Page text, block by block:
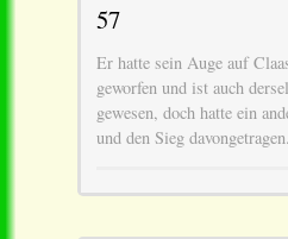
57
Er hatte sein Auge auf
geworfen und ist auch
gewesen, doch hatte ein
und den Sieg davongetragen.